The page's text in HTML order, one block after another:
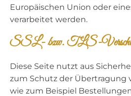
Europäischen Union oder
verarbeitet werden.
SSL- bzw. TLS-
Diese Seite nutzt aus
zum Schutz der Übertragung
wie zum Beispiel